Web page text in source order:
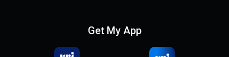
Get My App